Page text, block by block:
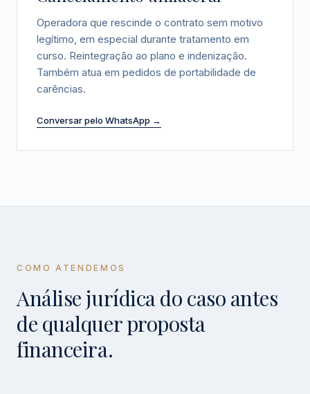
Operadora que rescinde o contrato sem motivo
legítimo, em especial durante tratamento em
curso. Reintegração ao plano e indenização.
Também atua em pedidos de portabilidade de
carências.
Conversar pelo WhatsApp →
COMO ATENDEMOS
Análise jurídica do caso antes
de qualquer proposta
financeira.